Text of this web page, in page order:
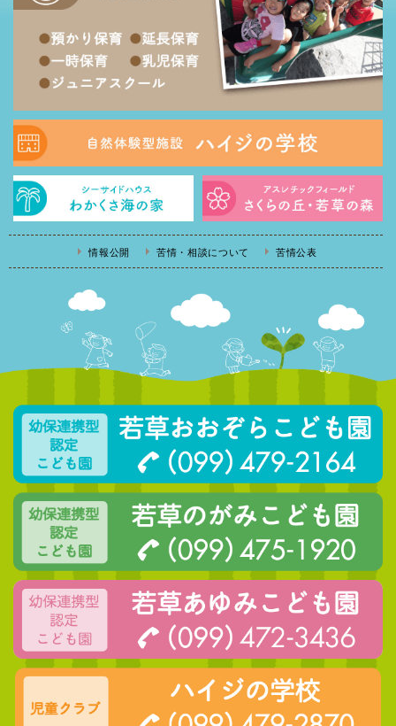
情報公開 苦情・相談について 苦情公表